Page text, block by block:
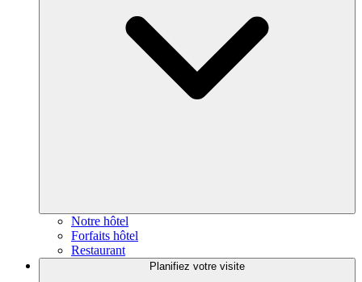
Notre hôtel
Forfaits hôtel
Restaurant
Planifiez votre visite